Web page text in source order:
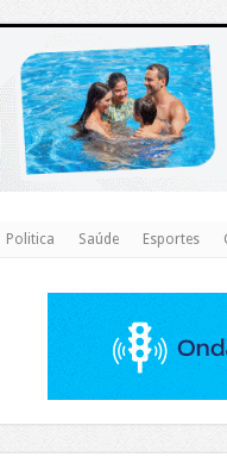
Politica Saúde Esportes